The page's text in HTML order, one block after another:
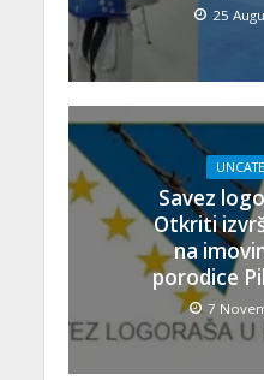
25
Savez
Otkriti
na
porodice
7